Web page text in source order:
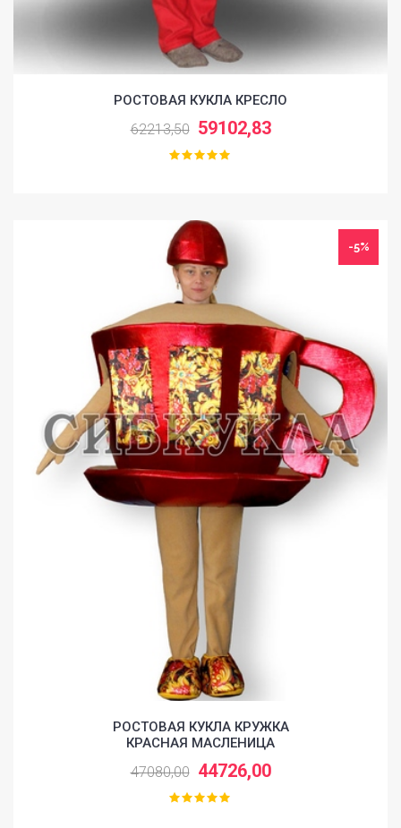
РОСТОВАЯ КУКЛА КРЕСЛО
62213,50 59102,83
-5%
РОСТОВАЯ КУКЛА КРУЖКА
КРАСНАЯ МАСЛЕНИЦА
47080,00 44726,00